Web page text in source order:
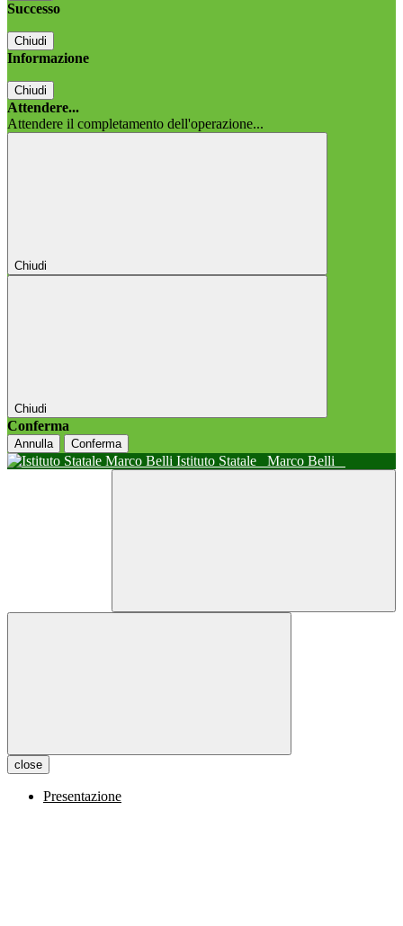
Successo
Chiudi
Informazione
Chiudi
Attendere...
Attendere il completamento dell'operazione...
Chiudi
Chiudi
Conferma
Annulla Conferma
Istituto Statale Marco Belli
close
Presentazione